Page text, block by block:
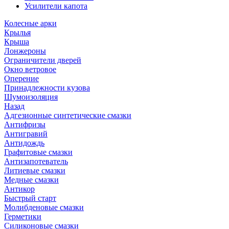
Усилители капота
Колесные арки
Крылья
Крыша
Лонжероны
Ограничители дверей
Окно ветровое
Оперение
Принадлежности кузова
Шумоизоляция
Назад
Адгезионные синтетические смазки
Антифризы
Антигравий
Антидождь
Графитовые смазки
Антизапотеватель
Литиевые смазки
Медные смазки
Антикор
Быстрый старт
Молибденовые смазки
Герметики
Силиконовые смазки